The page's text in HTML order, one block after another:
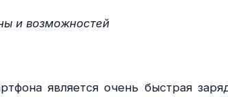
и возможностей
является очень быстрая